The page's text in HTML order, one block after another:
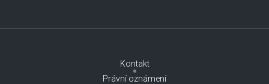
Kontakt
Právní oznámení